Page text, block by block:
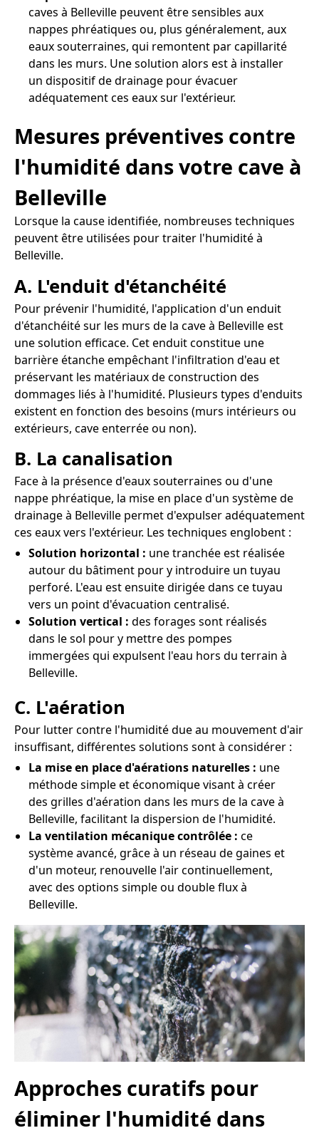
caves à Belleville peuvent être sensibles aux
nappes phréatiques ou, plus généralement, aux
eaux souterraines, qui remontent par capillarité
dans les murs. Une solution alors est à installer
un dispositif de drainage pour évacuer
adéquatement ces eaux sur l'extérieur.
Mesures préventives contre
l'humidité dans votre cave à
Belleville
Lorsque la cause identifiée, nombreuses techniques
peuvent être utilisées pour traiter l'humidité à
Belleville.
A. L'enduit d'étanchéité
Pour prévenir l'humidité, l'application d'un enduit
d'étanchéité sur les murs de la cave à Belleville est
une solution efficace. Cet enduit constitue une
barrière étanche empêchant l'infiltration d'eau et
préservant les matériaux de construction des
dommages liés à l'humidité. Plusieurs types d'enduits
existent en fonction des besoins (murs intérieurs ou
extérieurs, cave enterrée ou non).
B. La canalisation
Face à la présence d'eaux souterraines ou d'une
nappe phréatique, la mise en place d'un système de
drainage à Belleville permet d'expulser adéquatement
ces eaux vers l'extérieur. Les techniques englobent :
Solution horizontal : une tranchée est réalisée
autour du bâtiment pour y introduire un tuyau
perforé. L'eau est ensuite dirigée dans ce tuyau
vers un point d'évacuation centralisé.
Solution vertical : des forages sont réalisés
dans le sol pour y mettre des pompes
immergées qui expulsent l'eau hors du terrain à
Belleville.
C. L'aération
Pour lutter contre l'humidité due au mouvement d'air
insuffisant, différentes solutions sont à considérer :
La mise en place d'aérations naturelles : une
méthode simple et économique visant à créer
des grilles d'aération dans les murs de la cave à
Belleville, facilitant la dispersion de l'humidité.
La ventilation mécanique contrôlée : ce
système avancé, grâce à un réseau de gaines et
d'un moteur, renouvelle l'air continuellement,
avec des options simple ou double flux à
Belleville.
Approches curatifs pour
éliminer l'humidité dans